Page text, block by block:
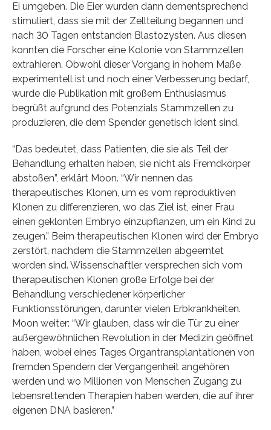
Ei umgeben. Die Eier wurden dann dementsprechend
stimuliert, dass sie mit der Zellteilung begannen und
nach 30 Tagen entstanden Blastozysten. Aus diesen
konnten die Forscher eine Kolonie von Stammzellen
extrahieren. Obwohl dieser Vorgang in hohem Maße
experimentell ist und noch einer Verbesserung bedarf,
wurde die Publikation mit großem Enthusiasmus
begrüßt aufgrund des Potenzials Stammzellen zu
produzieren, die dem Spender genetisch ident sind.
“Das bedeutet, dass Patienten, die sie als Teil der
Behandlung erhalten haben, sie nicht als Fremdkörper
abstoßen”, erklärt Moon. “Wir nennen das
therapeutisches Klonen, um es vom reproduktiven
Klonen zu differenzieren, wo das Ziel ist, einer Frau
einen geklonten Embryo einzupflanzen, um ein Kind zu
zeugen.” Beim therapeutischen Klonen wird der Embryo
zerstört, nachdem die Stammzellen abgeerntet
worden sind. Wissenschaftler versprechen sich vom
therapeutischen Klonen große Erfolge bei der
Behandlung verschiedener körperlicher
Funktionsstörungen, darunter vielen Erbkrankheiten.
Moon weiter: “Wir glauben, dass wir die Tür zu einer
außergewöhnlichen Revolution in der Medizin geöffnet
haben, wobei eines Tages Organtransplantationen von
fremden Spendern der Vergangenheit angehören
werden und wo Millionen von Menschen Zugang zu
lebensrettenden Therapien haben werden, die auf ihrer
eigenen DNA basieren.”